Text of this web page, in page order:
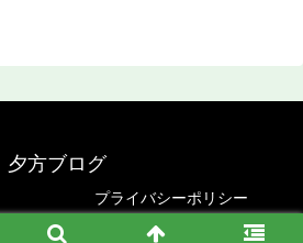
夕方ブログ
プライバシーポリシー
2020 夕方ブログ.